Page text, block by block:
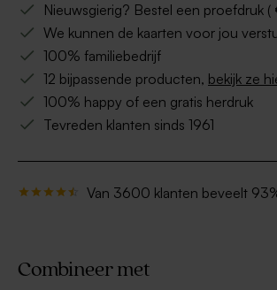
Nieuwsgierig? Bestel een proefdruk (
We kunnen de kaarten voor jou
100% familiebedrijf
12 bijpassende producten, bekijk ze
100% happy of een gratis herdruk
Tevreden klanten sinds 1961
Van 3600 klanten beveelt
Combineer met